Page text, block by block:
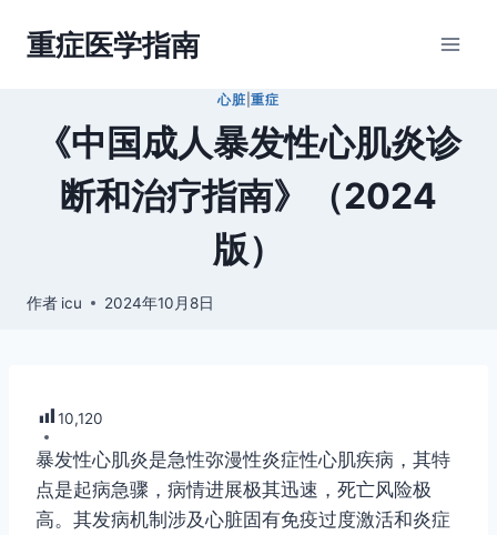
重症医学指南
心脏 |重症
《中国成人暴发性心肌炎诊
断和治疗指南》（2024
版）
作者 icu 2024年10月8日
10,120
暴发性心肌炎是急性弥漫性炎症性心肌疾病，其特
点是起病急骤，病情进展极其迅速，死亡风险极
高。其发病机制涉及心脏固有免疫过度激活和炎症